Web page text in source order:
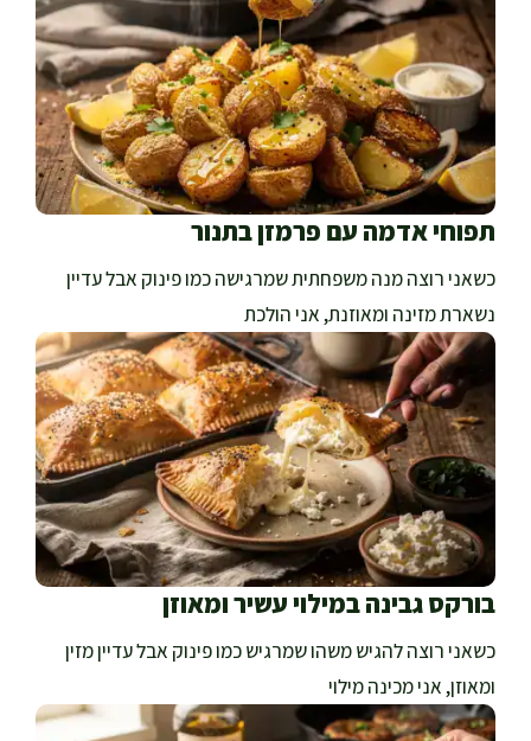
תפוחי אדמה עם פרמזן בתנור
כשאני רוצה מנה משפחתית שמרגישה כמו פינוק אבל עדיין
נשארת מזינה ומאוזנת, אני הולכת
בורקס גבינה במילוי עשיר ומאוזן
כשאני רוצה להגיש משהו שמרגיש כמו פינוק אבל עדיין מזין
ומאוזן, אני מכינה מילוי